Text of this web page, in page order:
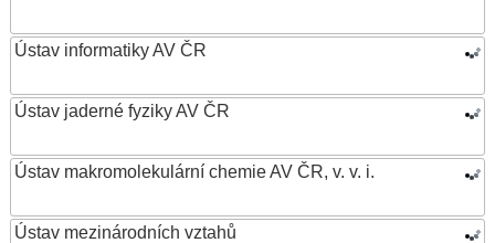
Ústav informatiky AV ČR
Ústav jaderné fyziky AV ČR
Ústav makromolekulární chemie AV ČR, v. v. i.
Ústav mezinárodních vztahů